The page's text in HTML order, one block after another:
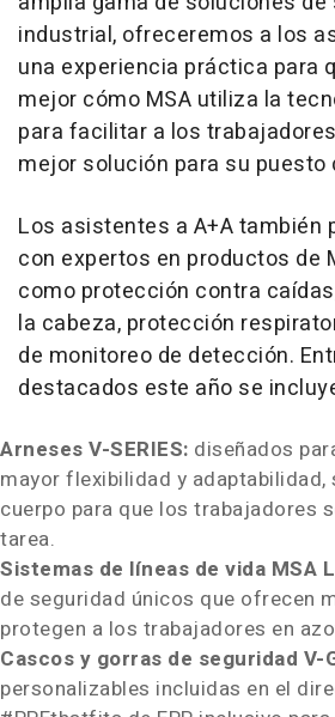
industrial, ofreceremos a los
una experiencia práctica para
mejor cómo MSA utiliza la
para facilitar a los
mejor solución para su puesto
Los asistentes a A+A también
con expertos en productos de
como protección contra
la cabeza, protección
de monitoreo de detección.
destacados este año se
Arneses V-SERIES: diseñados
mayor flexibilidad y
cuerpo para que los trabajadores
tarea.
Sistemas de líneas de vida MSA
de seguridad únicos que ofrecen
protegen a los trabajadores en
Cascos y gorras de seguridad V-
personalizables incluidas en el